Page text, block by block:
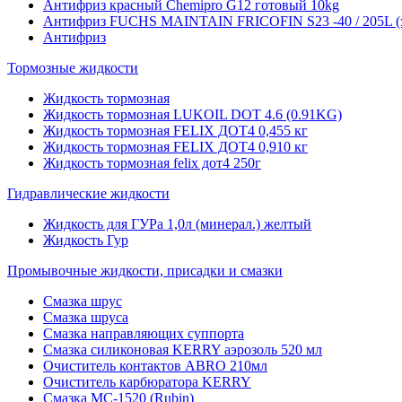
Антифриз красный Chemipro G12 готовый 10kg
Антифриз FUCHS MAINTAIN FRICOFIN S23 -40 / 205L
Антифриз
Тормозные жидкости
Жидкость тормозная
Жидкость тормозная LUKOIL DOT 4.6 (0.91KG)
Жидкость тормозная FELIX ДОТ4 0,455 кг
Жидкость тормозная FELIX ДОТ4 0,910 кг
Жидкость тормозная felix дот4 250г
Гидравлические жидкости
Жидкость для ГУРа 1,0л (минерал.) желтый
Жидкость Гур
Промывочные жидкости, присадки и смазки
Смазка шрус
Смазка шруса
Смазка направляющих суппорта
Смазка силиконовая KERRY аэрозоль 520 мл
Очиститель контактов ABRO 210мл
Очиститель карбюратора KERRY
Смазка МС-1520 (Rubin)